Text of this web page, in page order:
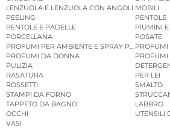
LENZUOLA E LENZUOLA CON ANGOLI MOBILI
PEELING
PENTOLE
PENTOLE E PADELLE
PIUMINI E
PORCELLANA
POSATE
PROFUMI PER AMBIENTE E SPRAY PERPROFUMI
PROFUMI DA DONNA
PULIZIA
RASATURA
PER LEI
ROSSETTI
SMALTO
STAMPI DA FORNO
TAPPETO DA BAGNO
LABBRO
OCCHI
UTENSILI
VASI